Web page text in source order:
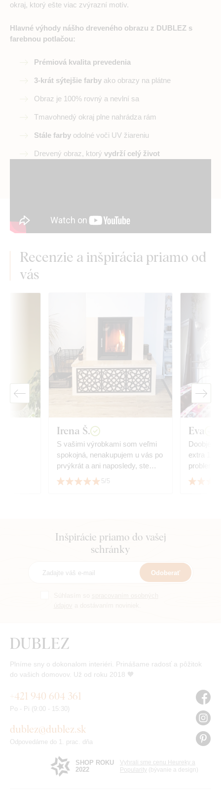
okraj, ktorý ešte viac zvýrazní motív.
Hlavné výhody nášho dreveného obrazu z DUBLEZ s
farebnou potlačou:
Prémiová kvalita prevedenia
3-krát sýtejšie farby ako obrazy na plátne
Obraz je 100% rovný a nevlní sa
Tmavohnedý okraj plne nahrádza rám
Stále farby odolné voči UV žiareniu
Drevený obraz, ktorý vydrží celý život
Recenzie a inšpirácia priamo od
vás
Irena Š.
S vašimi výrobkami som veľmi
spokojná, nenakupujem u vás po
prvýkrát a ani naposledy, ste
úžasní, ďakujem.
5/5
Eva
extra 17
problem,
srdecne
Inšpirácie priamo do vašej
schránky
Odoberať
Plníme sny o dokonalom interiéri. Prinášame radosť a pôžitok
do vašich domovov. Už od roku 2018 🧡
+421 940 604 361
Po - Pi (9:00 - 15:30)
dublez@dublez.sk
Odpovedáme do 1. prac. dňa
SHOP ROKU
2022
Vyhrali sme cenu Heureky a
Popularity (bývanie a design)